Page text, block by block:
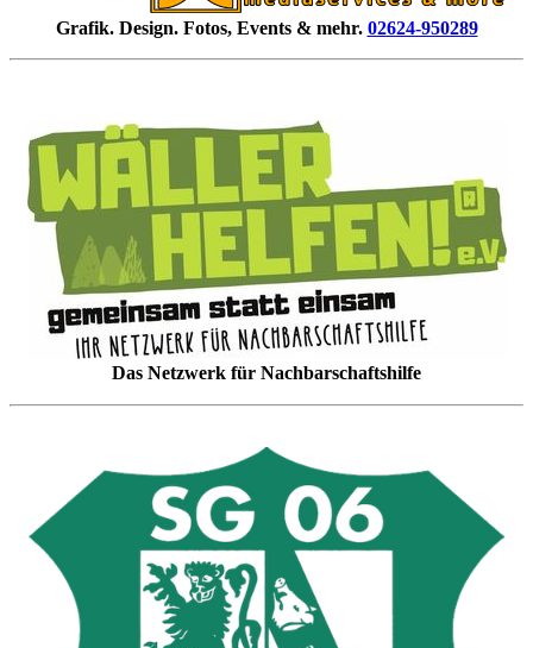
Grafik. Design. Fotos, Events & mehr. 02624-950289
Das Netzwerk für Nachbarschaftshilfe